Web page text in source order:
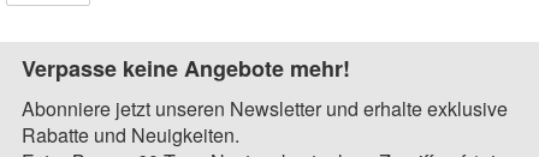
Verpasse keine Angebote mehr!
Abonniere jetzt unseren Newsletter und erhalte exklusive
Rabatte und Neuigkeiten.